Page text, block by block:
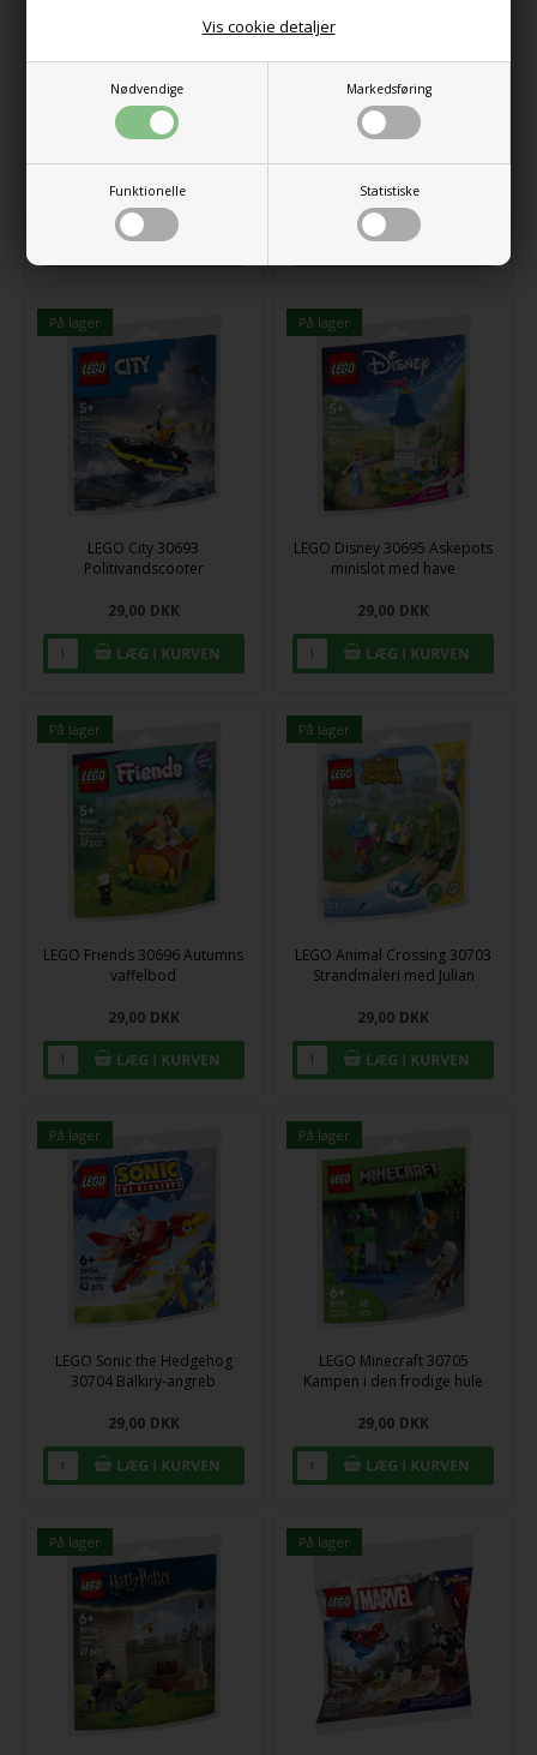
Nødvendige Markedsføring
Funktionelle Statistiske
Vis cookie detaljer
LEGO Creator 30691
29,00 DKK
LEGO Creator 30692
29,00 DKK
På lager
LEGO City 30693
Politivandscooter
29,00 DKK
På lager
LEGO Disney 30695 Askepots
minislot med have
29,00 DKK
På lager
LEGO Friends 30696 Autumns
vaffelbod
29,00 DKK
På lager
LEGO Animal Crossing 30703
Strandmaleri med Julian
29,00 DKK
På lager
LEGO Sonic the Hedgehog
30704 Balkiry-angreb
29,00 DKK
På lager
LEGO Minecraft 30705
Kampen i den frodige hule
29,00 DKK
På lager På lager